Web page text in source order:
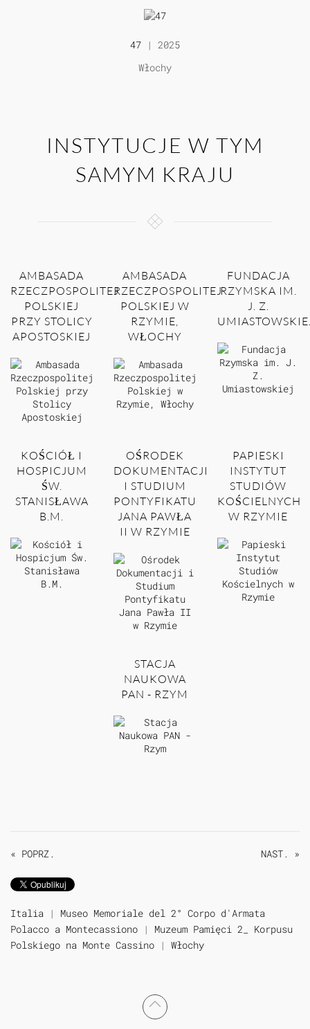
47 | 2025
Włochy
INSTYTUCJE W TYM
SAMYM KRAJU
AMBASADA
RZECZPOSPOLITEJ
POLSKIEJ
PRZY STOLICY
APOSTOSKIEJ
AMBASADA
RZECZPOSPOLITEJ
POLSKIEJ W
RZYMIE,
WŁOCHY
FUNDACJA
RZYMSKA IM.
J. Z.
KOŚCIÓŁ I
HOSPICJUM
ŚW.
STANISŁAWA
B.M.
OŚRODEK
DOKUMENTACJI
I STUDIUM
PONTYFIKATU
JANA PAWŁA
II W RZYMIE
PAPIESKI
INSTYTUT
STUDIÓW
KOŚCIELNYCH
W RZYMIE
STACJA
NAUKOWA
PAN - RZYM
« POPRZ. NAST. »
Italia | Museo Memoriale del 2° Corpo d'Armata
Polacco a Montecassiono | Muzeum Pamięci 2_ Korpusu
Polskiego na Monte Cassino | Włochy